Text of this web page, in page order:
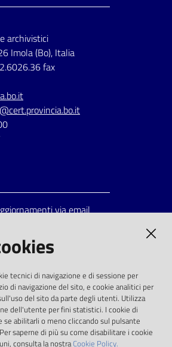
archivistici
Imola (Bo), Italia
fax
via email
dalla direttiva
CE e dal d.lgs. 36/2006
tecnici di navigazione e di sessione per
di navigazione del sito, e cookie analitici per
del sito da parte degli utenti. Utilizza
dell'utente per fini statistici. I cookie di
se abilitarli o meno cliccando sul pulsante
saperne di più su come disabilitare i cookie
consulta la nostraCookie Policy.